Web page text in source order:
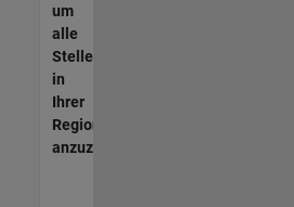
um
alle
Stellenangebote
in
Ihrer
Region
anzuzeigen.